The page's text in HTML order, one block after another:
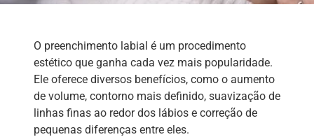
O preenchimento labial é um procedimento
estético que ganha cada vez mais popularidade.
Ele oferece diversos benefícios, como o aumento
de volume, contorno mais definido, suavização de
linhas finas ao redor dos lábios e correção de
pequenas diferenças entre eles.